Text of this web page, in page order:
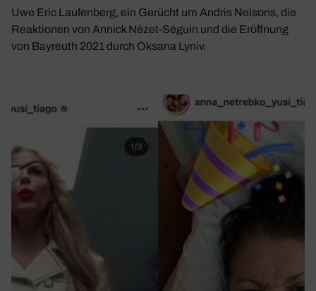
Uwe Eric Laufenberg, ein Gerücht um Andris Nelsons, die
Reaktionen von Annick Nézet-Séguin und die Eröffnung
von Bayreuth 2021 durch Oksana Lyniv.